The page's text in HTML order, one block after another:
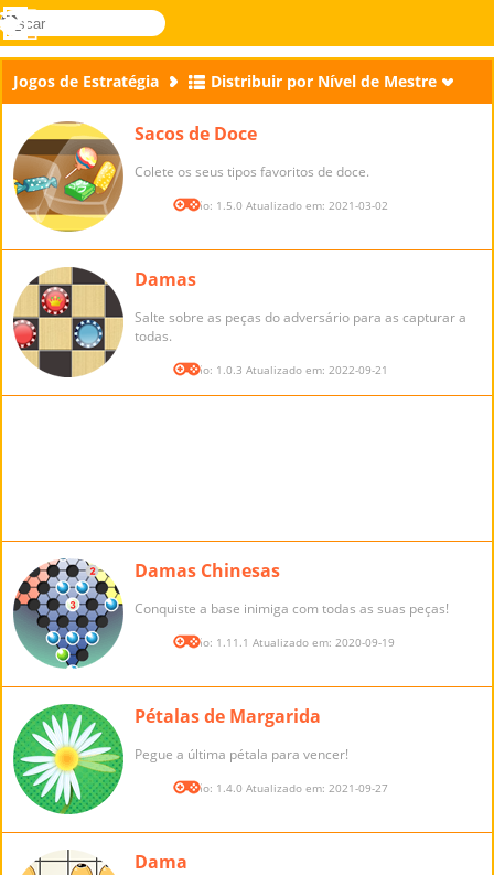
Novel
buscar
Entrar
Menu
Jogos de Estratégia Distribuir por Nível de Mestre
Sacos de Doce
Colete os seus tipos favoritos de doce.
Versão: 1.5.0 Atualizado em: 2021-03-02
Damas
Salte sobre as peças do adversário para as capturar a
todas.
Versão: 1.0.3 Atualizado em: 2022-09-21
Damas Chinesas
Conquiste a base inimiga com todas as suas peças!
Versão: 1.11.1 Atualizado em: 2020-09-19
Pétalas de Margarida
Pegue a última pétala para vencer!
Versão: 1.4.0 Atualizado em: 2021-09-27
Dama